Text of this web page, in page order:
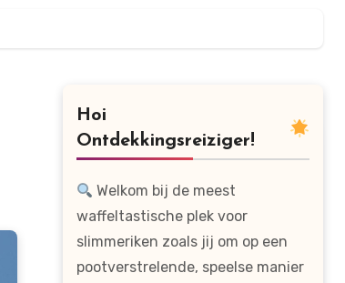
Hoi
Ontdekkingsreiziger!
Welkom bij de meest
waffeltastische plek voor
slimmeriken zoals jij om op een
pootverstrelende, speelse manier